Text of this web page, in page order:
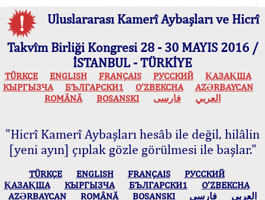
Uluslararası Kamerî Aybaşları ve Hicrî
Takvîm Birliği Kongresi 28 - 30 MAYIS 2016 /
İSTANBUL - TÜRKİYE
TÜRKÇE ENGLISH FRANÇAIS РУССКИЙ
ҚАЗАҚША
КЫPГЫЗЧA
БЪЛГАРСКИ1 O’ZBEKCHA
AZӘRBAYCAN
ROMÂNĂ
BOSANSKI العربي فارسی
"Hicrî Kamerî Aybaşları hesâb ile değil, hilâlin
[yeni ayın] çıplak gözle görülmesi ile başlar."
TÜRKÇE ENGLISH FRANÇAIS
РУССКИЙ
ҚАЗАҚША
КЫPГЫЗЧA БЪЛГАРСКИ1
O’ZBEKCHA
AZӘRBAYCAN
ROMÂNĂ BOSANSKI العربي فارسی